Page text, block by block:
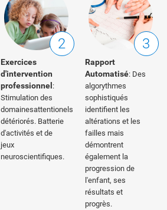
2
Exercices
d'intervention
professionnel :
Stimulation des
domainesattentionels
détériorés. Batterie
d'activités et de
jeux
neuroscientifiques.
3
Rapport
Automatisé: Des
algorythmes
sophistiqués
identifient les
altérations et les
failles mais
démontrent
également la
progression de
l'enfant, ses
résultats et
progrès.